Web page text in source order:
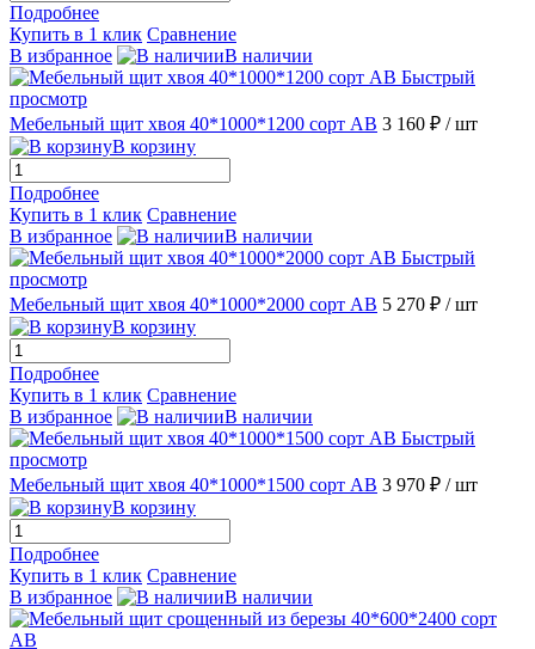
Подробнее
Купить в 1 клик Сравнение
В избранное
В наличии
Быстрый
просмотр
Мебельный щит хвоя 40*1000*1200 сорт АВ 3 160 ₽ / шт
В корзину
Подробнее
Купить в 1 клик Сравнение
В избранное
В наличии
Быстрый
просмотр
Мебельный щит хвоя 40*1000*2000 сорт АВ 5 270 ₽ / шт
В корзину
Подробнее
Купить в 1 клик Сравнение
В избранное
В наличии
Быстрый
просмотр
Мебельный щит хвоя 40*1000*1500 сорт АВ 3 970 ₽ / шт
В корзину
Подробнее
Купить в 1 клик Сравнение
В избранное
В наличии